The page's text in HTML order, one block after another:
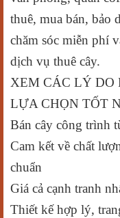
thuê, mua bán, bảo
chăm sóc miễn phí
dịch vụ thuê cây.
XEM CÁC LÝ DO
LỰA CHỌN TỐT
Bán cây công trình
Cam kết về chất
chuẩn
Giá cả cạnh tranh
Thiết kế hợp lý,